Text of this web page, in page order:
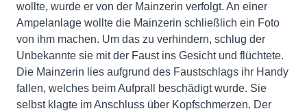
wollte, wurde er von der Mainzerin verfolgt. An einer
Ampelanlage wollte die Mainzerin schließlich ein Foto
von ihm machen. Um das zu verhindern, schlug der
Unbekannte sie mit der Faust ins Gesicht und flüchtete.
Die Mainzerin lies aufgrund des Faustschlags ihr Handy
fallen, welches beim Aufprall beschädigt wurde. Sie
selbst klagte im Anschluss über Kopfschmerzen. Der